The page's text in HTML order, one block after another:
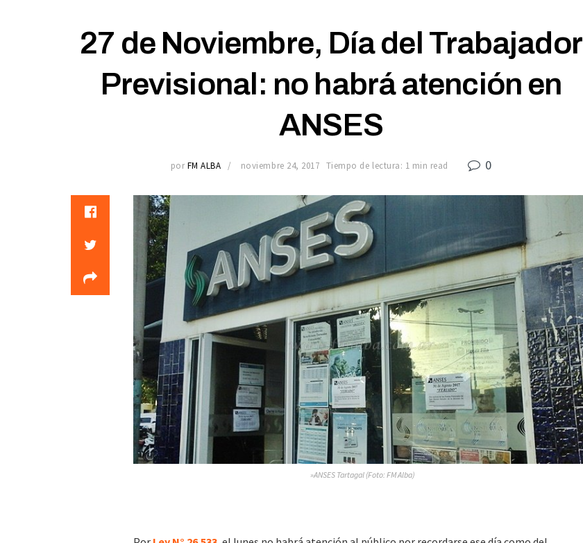
27 de Noviembre, Día del Trabajador
Previsional: no habrá atención en
ANSES
por FM ALBA noviembre 24, 2017 Tiempo de lectura: 1 min read 0
»ANSES Tartagal (Foto: FM Alba)